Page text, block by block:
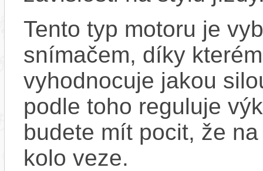
Tento typ motoru je
snímačem, díky
vyhodnocuje jakou
podle toho reguluje
budete mít pocit, že
kolo veze.